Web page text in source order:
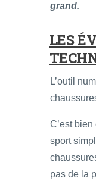
grand.
LES
L’outil
C’est
sport
pas de la